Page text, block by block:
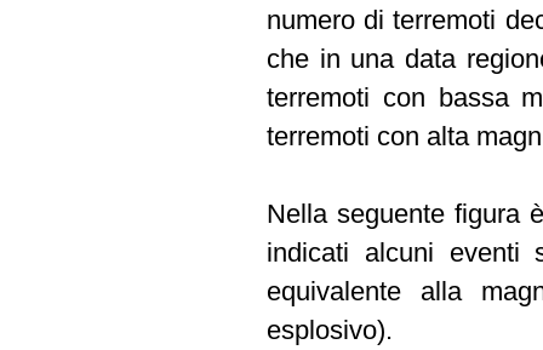
numero di terremoti
che in una data
terremoti con bassa
terremoti con alta
Nella seguente figura
indicati alcuni eventi
equivalente alla
esplosivo).